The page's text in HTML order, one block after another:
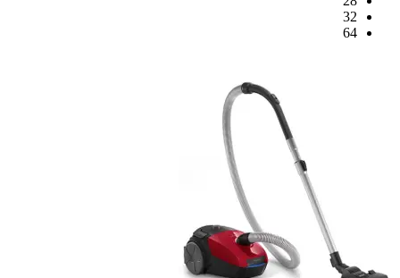
32
64